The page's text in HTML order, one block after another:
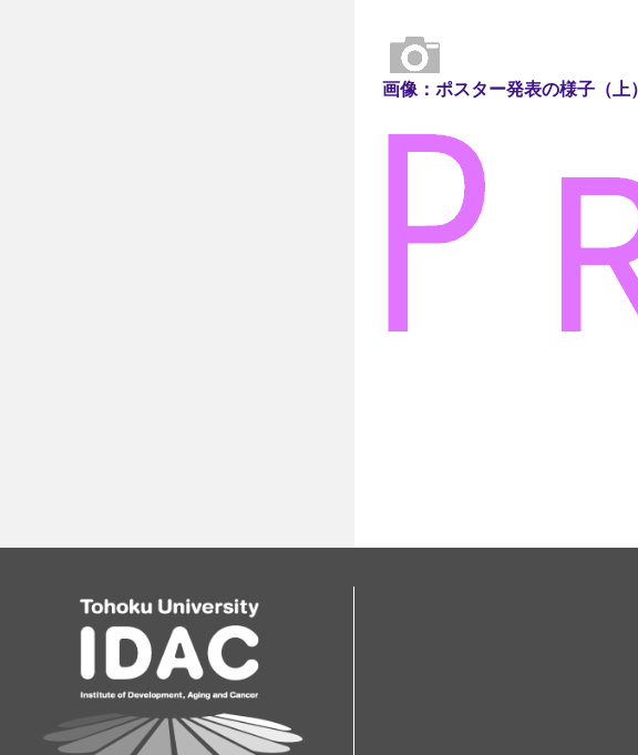
画像：ポスター発表の様子（